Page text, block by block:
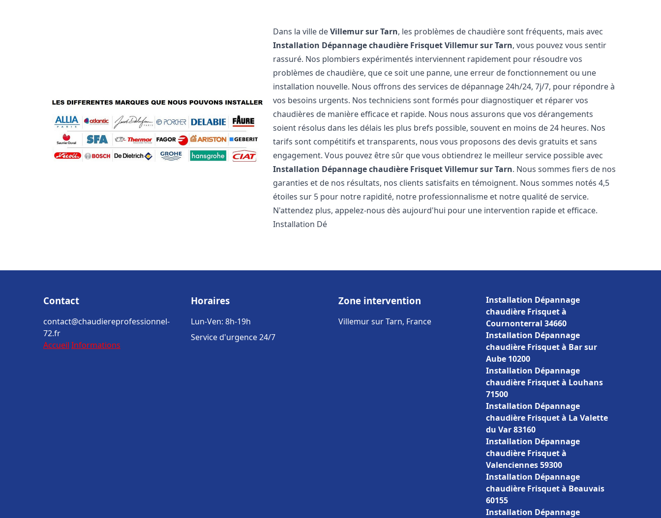
Dans la ville deVillemur sur Tarn, les problèmes de chaudière sont fréquents, mais avec
Installation Dépannage chaudière FrisquetVillemur sur Tarn, vous pouvez vous sentir
rassuré. Nos plombiers expérimentés interviennent rapidement pour résoudre vos
problèmes de chaudière, que ce soit une panne, une erreur de fonctionnement ou une
installation nouvelle. Nous offrons des services de dépannage 24h/24, 7j/7, pour répondre à
vos besoins urgents. Nos techniciens sont formés pour diagnostiquer et réparer vos
chaudières de manière efficace et rapide. Nous nous assurons que vos dérangements
soient résolus dans les délais les plus brefs possible, souvent en moins de 24 heures. Nos
tarifs sont compétitifs et transparents, nous vous proposons des devis gratuits et sans
engagement. Vous pouvez être sûr que vous obtiendrez le meilleur service possible avec
Installation Dépannage chaudière FrisquetVillemur sur Tarn. Nous sommes fiers de nos
garanties et de nos résultats, nos clients satisfaits en témoignent. Nous sommes notés 4,5
étoiles sur 5 pour notre rapidité, notre professionnalisme et notre qualité de service.
N'attendez plus, appelez-nous dès aujourd'hui pour une intervention rapide et efficace.
Installation Dé
Contact
contact@chaudiereprofessionnel-
72.fr
Accueil Informations
Horaires
Lun-Ven: 8h-19h
Service d'urgence 24/7
Zone intervention
Villemur sur Tarn, France
Installation Dépannage
chaudière Frisquet à
Cournonterral 34660
Installation Dépannage
chaudière Frisquet à Bar sur
Aube 10200
Installation Dépannage
chaudière Frisquet à Louhans
71500
Installation Dépannage
chaudière Frisquet à La Valette
du Var 83160
Installation Dépannage
chaudière Frisquet à
Valenciennes 59300
Installation Dépannage
chaudière Frisquet à Beauvais
60155
Installation Dépannage